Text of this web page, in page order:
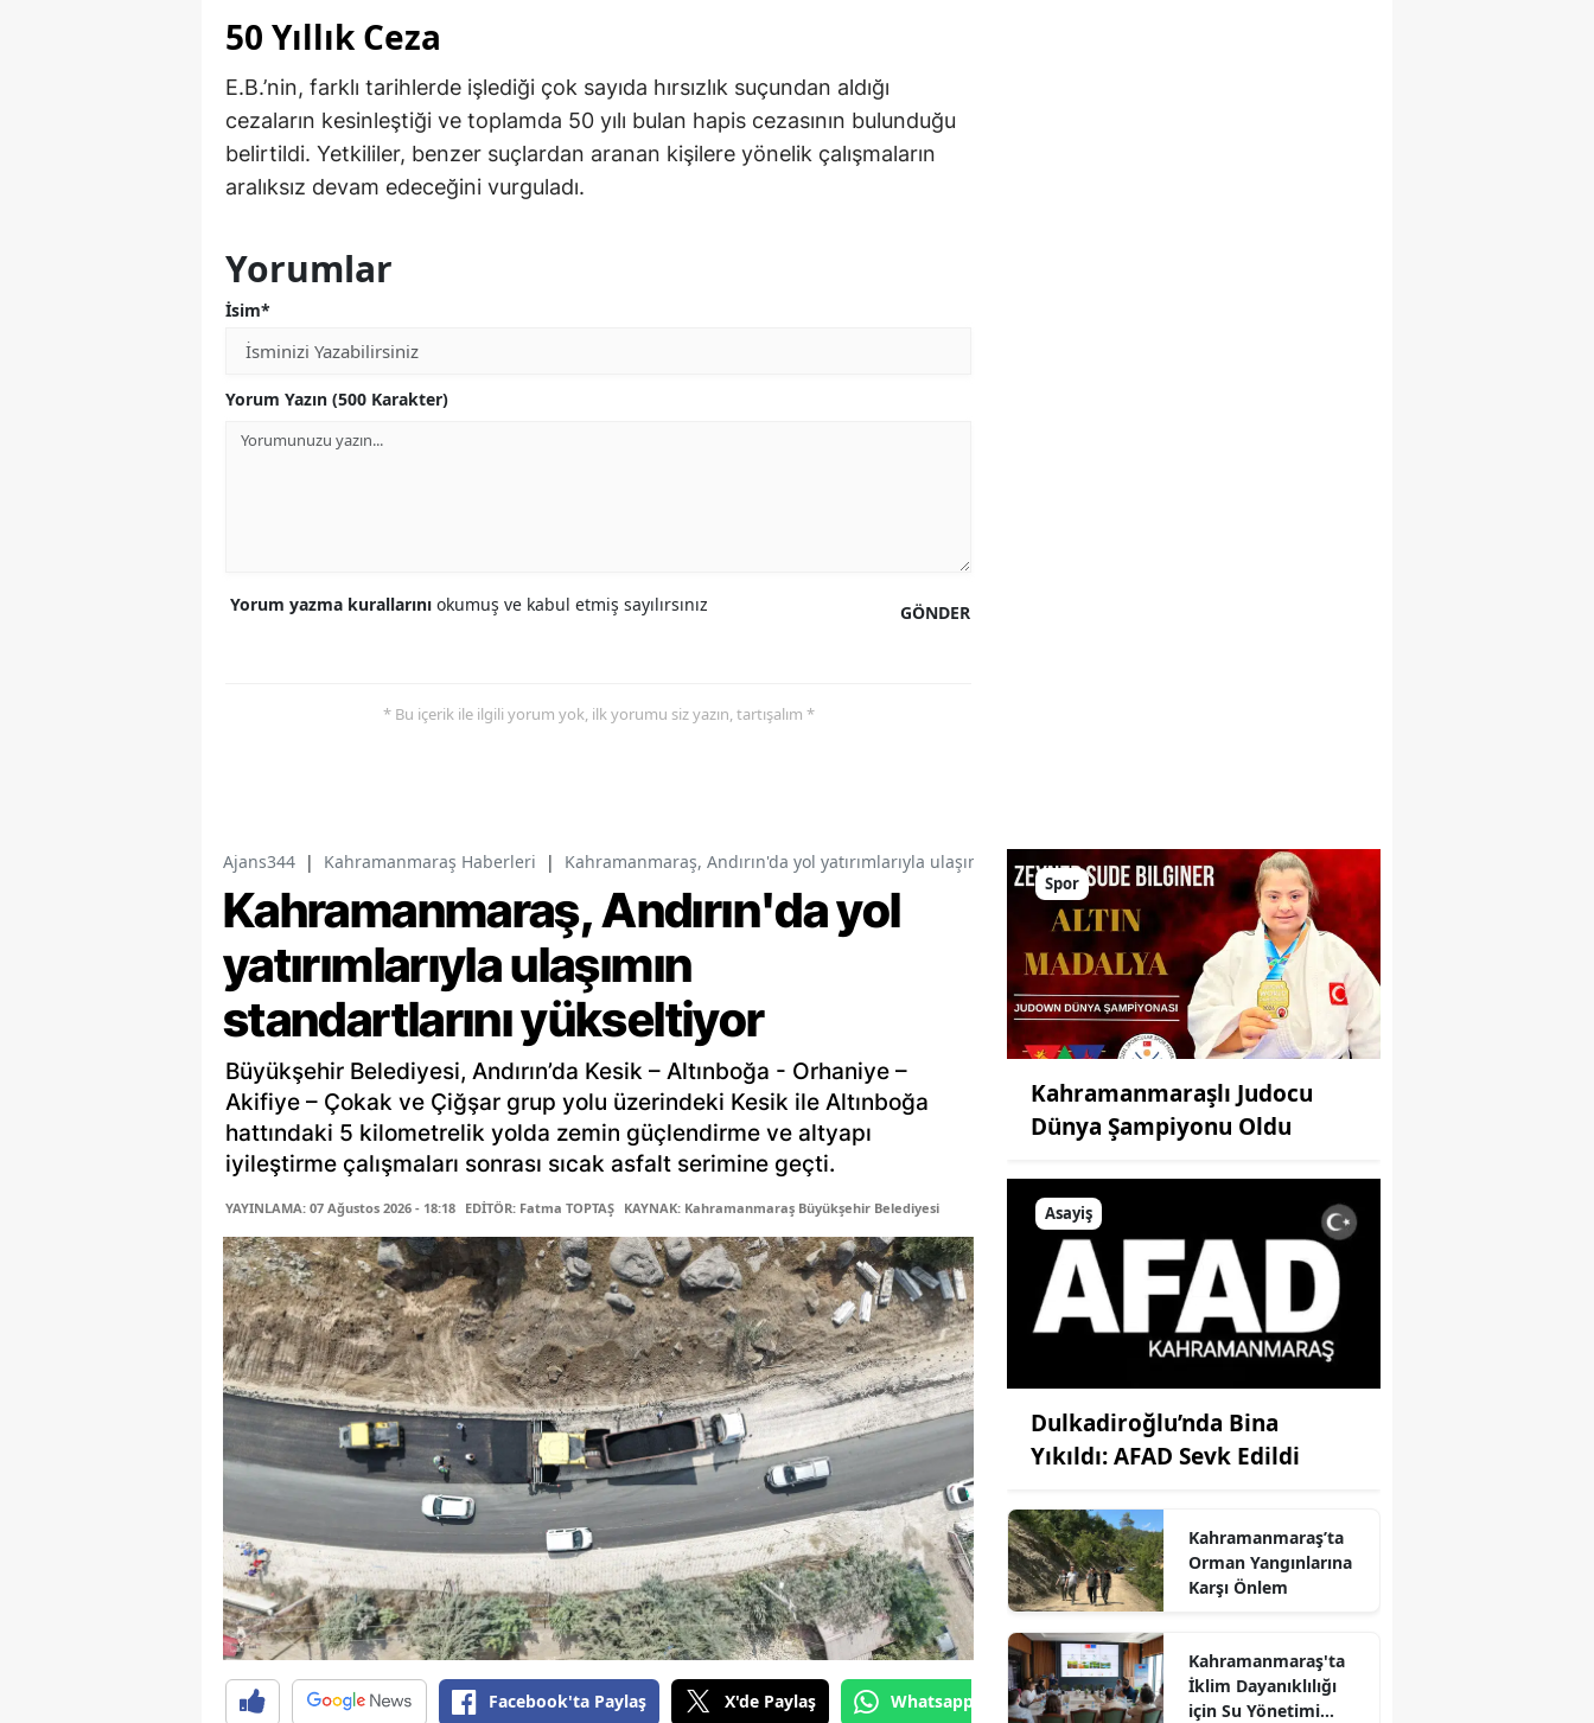
50 Yıllık Ceza
E.B.’nin, farklı tarihlerde işlediği çok sayıda hırsızlık suçundan aldığı
cezaların kesinleştiği ve toplamda 50 yılı bulan hapis cezasının bulunduğu
belirtildi. Yetkililer, benzer suçlardan aranan kişilere yönelik çalışmaların
aralıksız devam edeceğini vurguladı.
Yorumlar
İsim*
Yorum Yazın (500 Karakter)
GÖNDER
Yorum yazma kurallarını okumuş ve kabul etmiş sayılırsınız
* Bu içerik ile ilgili yorum yok, ilk yorumu siz yazın, tartışalım *
Ajans344 | Kahramanmaraş Haberleri | Kahramanmaraş, Andırın'da yol yatırımlarıyla ulaşımın standartlarını yükseltiyor
Kahramanmaraş, Andırın'da yol
yatırımlarıyla ulaşımın
standartlarını yükseltiyor
Büyükşehir Belediyesi, Andırın’da Kesik – Altınboğa - Orhaniye –
Akifiye – Çokak ve Çiğşar grup yolu üzerindeki Kesik ile Altınboğa
hattındaki 5 kilometrelik yolda zemin güçlendirme ve altyapı
iyileştirme çalışmaları sonrası sıcak asfalt serimine geçti.
YAYINLAMA: 07 Ağustos 2026 - 18:18 EDİTÖR: Fatma TOPTAŞ KAYNAK: Kahramanmaraş Büyükşehir Belediyesi
Facebook'ta Paylaş X'de Paylaş Whatsapp'tan Gönder
Spor
Kahramanmaraşlı Judocu
Dünya Şampiyonu Oldu
Asayiş
Dulkadiroğlu’nda Bina
Yıkıldı: AFAD Sevk Edildi
Kahramanmaraş’ta
Orman Yangınlarına
Karşı Önlem
Kahramanmaraş'ta
İklim Dayanıklılığı
için Su Yönetimi